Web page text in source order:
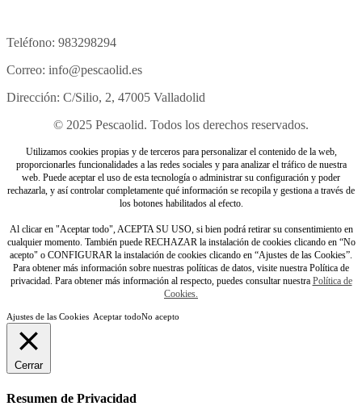
Teléfono: 983298294
Correo: info@pescaolid.es
Dirección: C/Silio, 2, 47005 Valladolid
© 2025 Pescaolid. Todos los derechos reservados.
Utilizamos cookies propias y de terceros para personalizar el contenido de la web,
proporcionarles funcionalidades a las redes sociales y para analizar el tráfico de nuestra
web. Puede aceptar el uso de esta tecnología o administrar su configuración y poder
rechazarla, y así controlar completamente qué información se recopila y gestiona a través de
los botones habilitados al efecto.
Al clicar en "Aceptar todo", ACEPTA SU USO, si bien podrá retirar su consentimiento en
cualquier momento. También puede RECHAZAR la instalación de cookies clicando en “No
acepto" o CONFIGURAR la instalación de cookies clicando en “Ajustes de las Cookies”.
Para obtener más información sobre nuestras políticas de datos, visite nuestra Política de
privacidad. Para obtener más información al respecto, puedes consultar nuestra Política de
Cookies.
Ajustes de las Cookies Aceptar todoNo acepto
Cerrar
Resumen de Privacidad